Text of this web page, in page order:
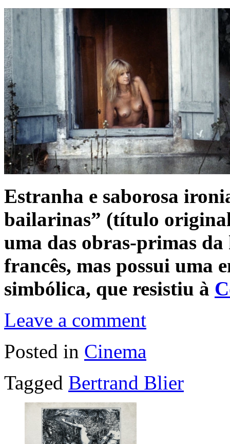
Estranha e saborosa
bailarinas” (título
uma das obras-primas
francês, mas possui uma
simbólica, que resistiu à
Leave a comment
Posted in Cinema
Tagged Bertrand Blier